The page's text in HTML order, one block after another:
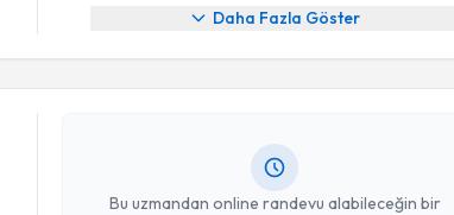
Daha Fazla Göster
Bu uzmandan online randevu alabileceğin bir